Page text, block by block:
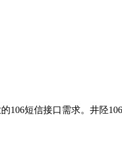
106短信接口需求。井陉